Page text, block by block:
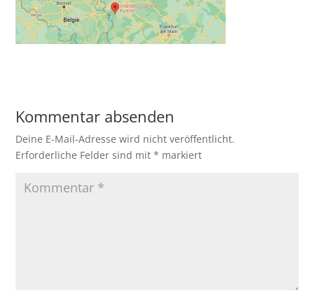
Kommentar absenden
Deine E-Mail-Adresse wird nicht veröffentlicht.
Erforderliche Felder sind mit* markiert